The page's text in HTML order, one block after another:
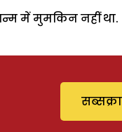
में मुमकिन नहीं था.